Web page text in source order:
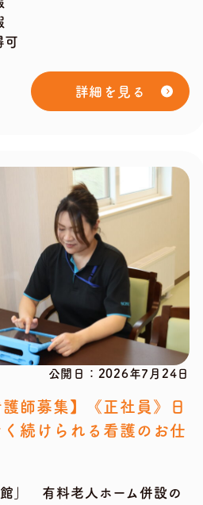
可
詳細を見る
公開日： 2026年7月24日
師募集】《正社員》日
続けられる看護のお仕
」 有料老人ホーム併設の